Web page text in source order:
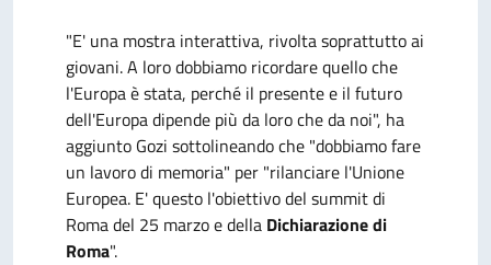
"E' una mostra interattiva, rivolta soprattutto ai
giovani. A loro dobbiamo ricordare quello che
l'Europa è stata, perché il presente e il futuro
dell'Europa dipende più da loro che da noi", ha
aggiunto Gozi sottolineando che "dobbiamo fare
un lavoro di memoria" per "rilanciare l'Unione
Europea. E' questo l'obiettivo del summit di
Roma del 25 marzo e della Dichiarazione di
Roma".